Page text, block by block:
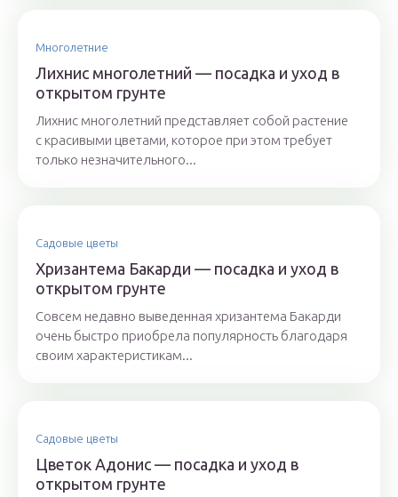
Многолетние
Лихнис многолетний — посадка и уход в
открытом грунте
Лихнис многолетний представляет собой растение
с красивыми цветами, которое при этом требует
только незначительного...
Садовые цветы
Хризантема Бакарди — посадка и уход в
открытом грунте
Совсем недавно выведенная хризантема Бакарди
очень быстро приобрела популярность благодаря
своим характеристикам...
Садовые цветы
Цветок Адонис — посадка и уход в
открытом грунте